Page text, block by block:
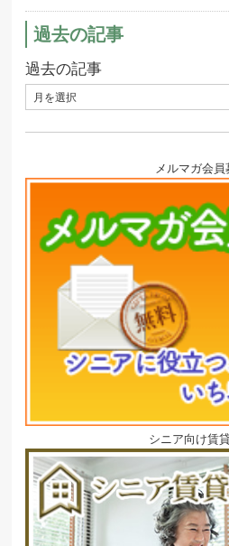
過去の記事
過去の記事
メルマガ会員
シニア向け賃